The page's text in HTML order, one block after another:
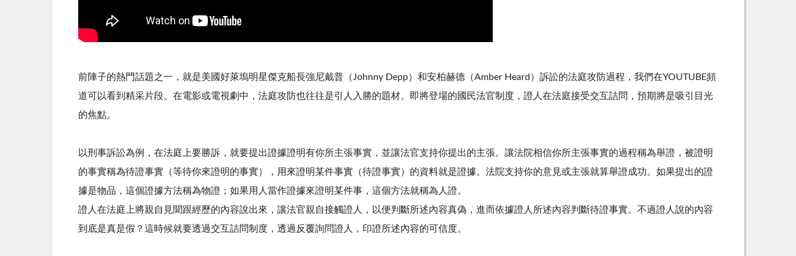
前陣子的熱門話題之一，就是美國好萊塢明星傑克船長強尼戴普（Johnny Depp）和安柏赫德（Amber Heard）訴訟的法庭攻防過程，我們在YOUTUBE頻
道可以看到精采片段。在電影或電視劇中，法庭攻防也往往是引人入勝的題材。即將登場的國民法官制度，證人在法庭接受交互詰問，預期將是吸引目光
的焦點。
以刑事訴訟為例，在法庭上要勝訴，就要提出證據證明有你所主張事實，並讓法官支持你提出的主張。讓法院相信你所主張事實的過程稱為舉證，被證明
的事實稱為待證事實（等待你來證明的事實），用來證明某件事實（待證事實）的資料就是證據。法院支持你的意見或主張就算舉證成功。如果提出的證
據是物品，這個證據方法稱為物證；如果用人當作證據來證明某件事，這個方法就稱為人證。
證人在法庭上將親自見聞跟經歷的內容說出來，讓法官親自接觸證人，以便判斷所述內容真偽，進而依據證人所述內容判斷待證事實。不過證人說的內容
到底是真是假？這時候就要透過交互詰問制度，透過反覆詢問證人，印證所述內容的可信度。